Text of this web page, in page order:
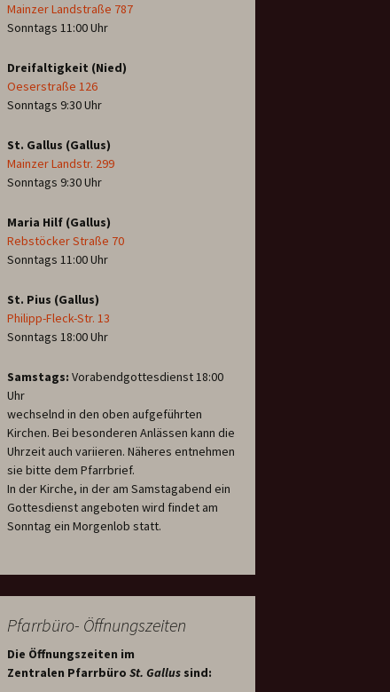
Mainzer Landstraße 787
Sonntags 11:00 Uhr
Dreifaltigkeit (Nied)
Oeserstraße 126
Sonntags 9:30 Uhr
St. Gallus (Gallus)
Mainzer Landstr. 299
Sonntags 9:30 Uhr
Maria Hilf (Gallus)
Rebstöcker Straße 70
Sonntags 11:00 Uhr
St. Pius (Gallus)
Philipp-Fleck-Str. 13
Sonntags 18:00 Uhr
Samstags: Vorabendgottesdienst 18:00
Uhr
wechselnd in den oben aufgeführten
Kirchen. Bei besonderen Anlässen kann die
Uhrzeit auch variieren. Näheres entnehmen
sie bitte dem Pfarrbrief.
In der Kirche, in der am Samstagabend ein
Gottesdienst angeboten wird findet am
Sonntag ein Morgenlob statt.
Pfarrbüro- Öffnungszeiten
Die Öffnungszeiten im
Zentralen Pfarrbüro St. Gallus sind: